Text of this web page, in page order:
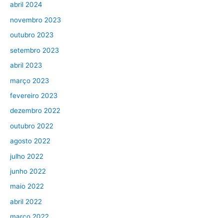
abril 2024
novembro 2023
outubro 2023
setembro 2023
abril 2023
março 2023
fevereiro 2023
dezembro 2022
outubro 2022
agosto 2022
julho 2022
junho 2022
maio 2022
abril 2022